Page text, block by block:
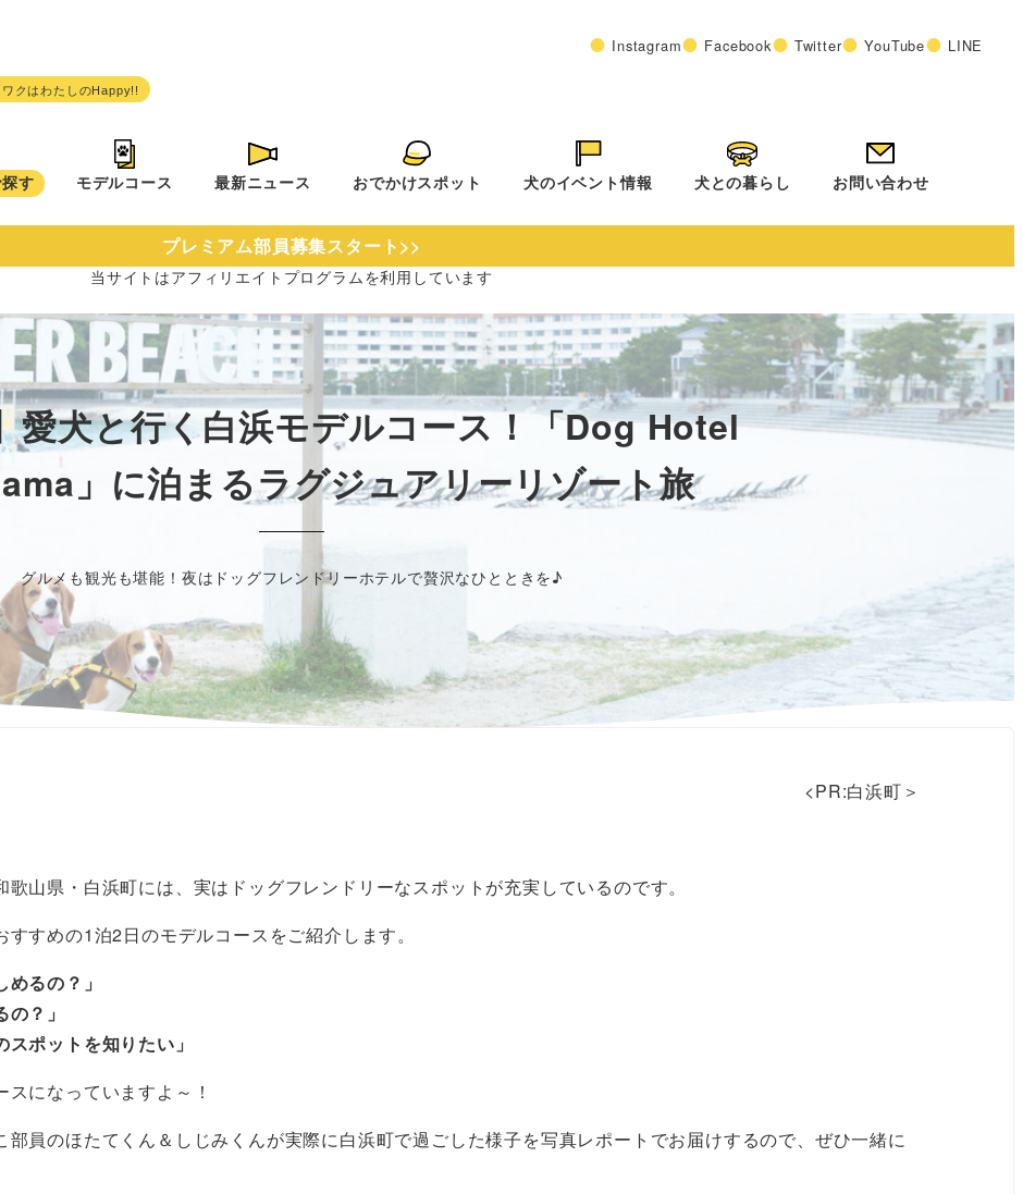
Instagram Facebook Twitter YouTube LINE
す モデルコース 最新ニュース おでかけスポット 犬のイベント情報 犬との暮らし お問い合わせ
プレミアム部員募集スタート>>
当サイトはアフィリエイトプログラムを利用しています
愛犬と行く白浜モデルコース！「Dog Hotel
」に泊まるラグジュアリーリゾート旅
グルメも観光も堪能！夜はドッグフレンドリーホテルで贅沢なひとときを♪
<PR:白浜町＞
山県・白浜町には、実はドッグフレンドリーなスポットが充実しているのです。
すめの1泊2日のモデルコースをご紹介します。
るの？」
？」
ポットを知りたい」
になっていますよ～！
員のほたてくん＆しじみくんが実際に白浜町で過ごした様子を写真レポートでお届けするので、ぜひ一緒に